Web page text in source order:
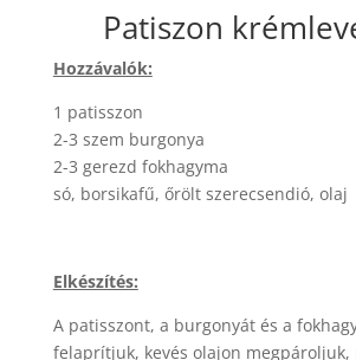
Patiszon
Hozzávalók:
1 patisszon
2-3 szem burgonya
2-3 gerezd fokhagyma
só, borsikafű, őrölt szerecsendió, olaj
Elkészítés:
A patisszont, a burgonyát és a
felaprítjuk, kevés olajon megpároljuk,